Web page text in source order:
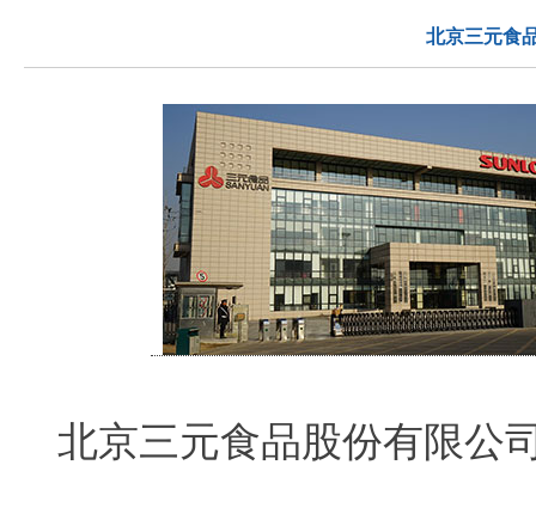
北京三元食
北京三元食品股份有限公